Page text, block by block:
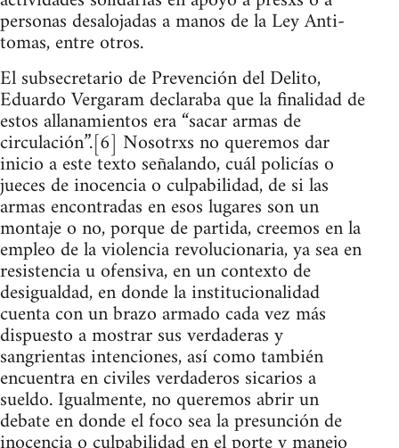
personas desalojadas a manos de la Ley Anti-
tomas, entre otros.
El subsecretario de Prevención del Delito,
Eduardo Vergaram declaraba que la finalidad de
estos allanamientos era “sacar armas de
circulación”.[6] Nosotrxs no queremos dar
inicio a este texto señalando, cuál policías o
jueces de inocencia o culpabilidad, de si las
armas encontradas en esos lugares son un
montaje o no, porque de partida, creemos en la
empleo de la violencia revolucionaria, ya sea en
resistencia u ofensiva, en un contexto de
desigualdad, en donde la institucionalidad
cuenta con un brazo armado cada vez más
dispuesto a mostrar sus verdaderas y
sangrientas intenciones, así como también
encuentra en civiles verdaderos sicarios a
sueldo. Igualmente, no queremos abrir un
debate en donde el foco sea la presunción de